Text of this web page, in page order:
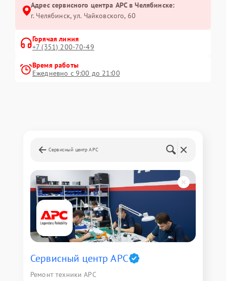
Адрес сервисного центра APC в Челябинске:
г. Челябинск, ул. Чайковского, 60
Горячая линия
+7 (351) 200-70-49
Время работы
Ежедневно с 9:00 до 21:00
Сервисный центр APC
Сервисный центр APC
Ремонт техники APC